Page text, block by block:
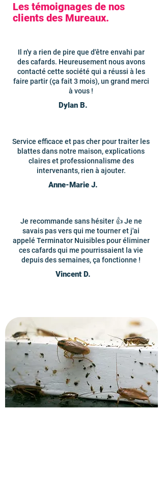
Les témoignages de nos
clients des Mureaux.
Il n'y a rien de pire que d'être envahi par
des cafards. Heureusement nous avons
contacté cette société qui a réussi à les
faire partir (ça fait 3 mois), un grand merci
à vous !
Dylan B.
Service efficace et pas cher pour traiter les
blattes dans notre maison, explications
claires et professionnalisme des
intervenants, rien à ajouter.
Anne-Marie J.
Je recommande sans hésiter 👍 Je ne
savais pas vers qui me tourner et j'ai
appelé Terminator Nuisibles pour éliminer
ces cafards qui me pourrissaient la vie
depuis des semaines, ça fonctionne !
Vincent D.